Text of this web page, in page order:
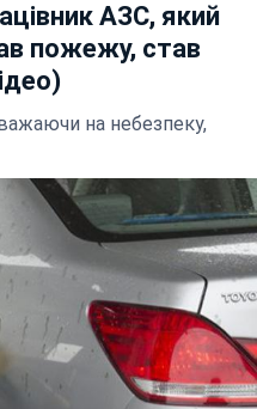
АЗС, який
пожежу, став
на небезпеку,